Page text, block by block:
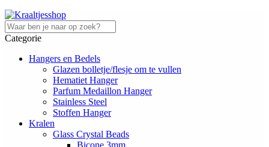
Categorie
Hangers en Bedels
Glazen bolletje/flesje om te vullen
Hematiet Hanger
Parfum Medaillon Hanger
Stainless Steel
Stoffen Hanger
Kralen
Glass Crystal Beads
Bicone 3mm